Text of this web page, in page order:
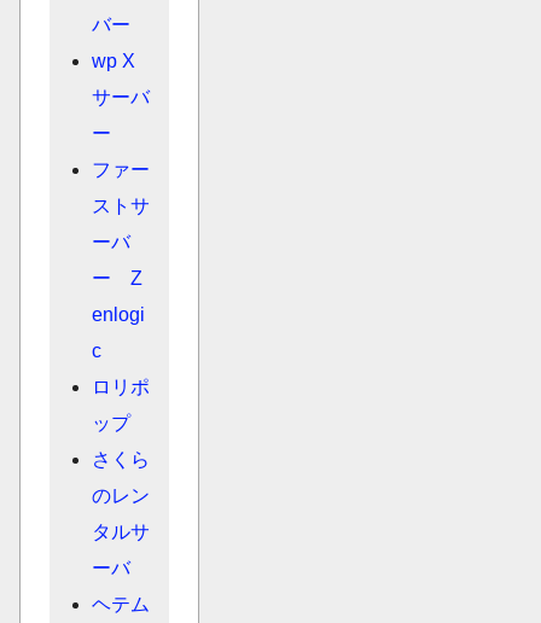
バー
wp X
サーバ
ー
ファー
ストサ
ーバ
ー Z
enlogi
c
ロリポ
ップ
さくら
のレン
タルサ
ーバ
ヘテム